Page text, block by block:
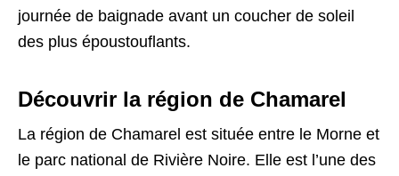
journée de baignade avant un coucher de soleil
des plus époustouflants.
Découvrir la région de Chamarel
La région de Chamarel est située entre le Morne et
le parc national de Rivière Noire. Elle est l’une des